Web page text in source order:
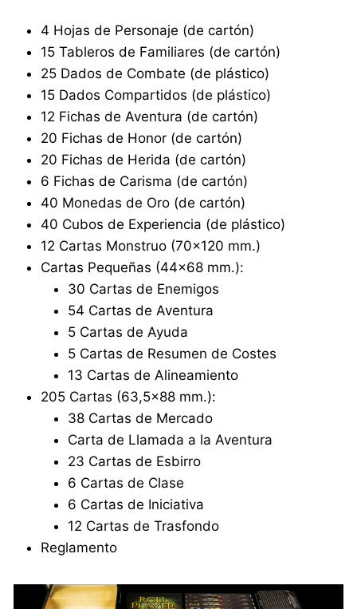
4 Hojas de Personaje (de cartón)
15 Tableros de Familiares (de cartón)
25 Dados de Combate (de plástico)
15 Dados Compartidos (de plástico)
12 Fichas de Aventura (de cartón)
20 Fichas de Honor (de cartón)
20 Fichas de Herida (de cartón)
6 Fichas de Carisma (de cartón)
40 Monedas de Oro (de cartón)
40 Cubos de Experiencia (de plástico)
12 Cartas Monstruo (70×120 mm.)
Cartas Pequeñas (44×68 mm.):
30 Cartas de Enemigos
54 Cartas de Aventura
5 Cartas de Ayuda
5 Cartas de Resumen de Costes
13 Cartas de Alineamiento
205 Cartas (63,5×88 mm.):
38 Cartas de Mercado
Carta de Llamada a la Aventura
23 Cartas de Esbirro
6 Cartas de Clase
6 Cartas de Iniciativa
12 Cartas de Trasfondo
Reglamento